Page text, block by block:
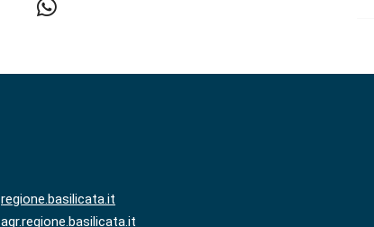
regione.basilicata.it
agr.regione.basilicata.it